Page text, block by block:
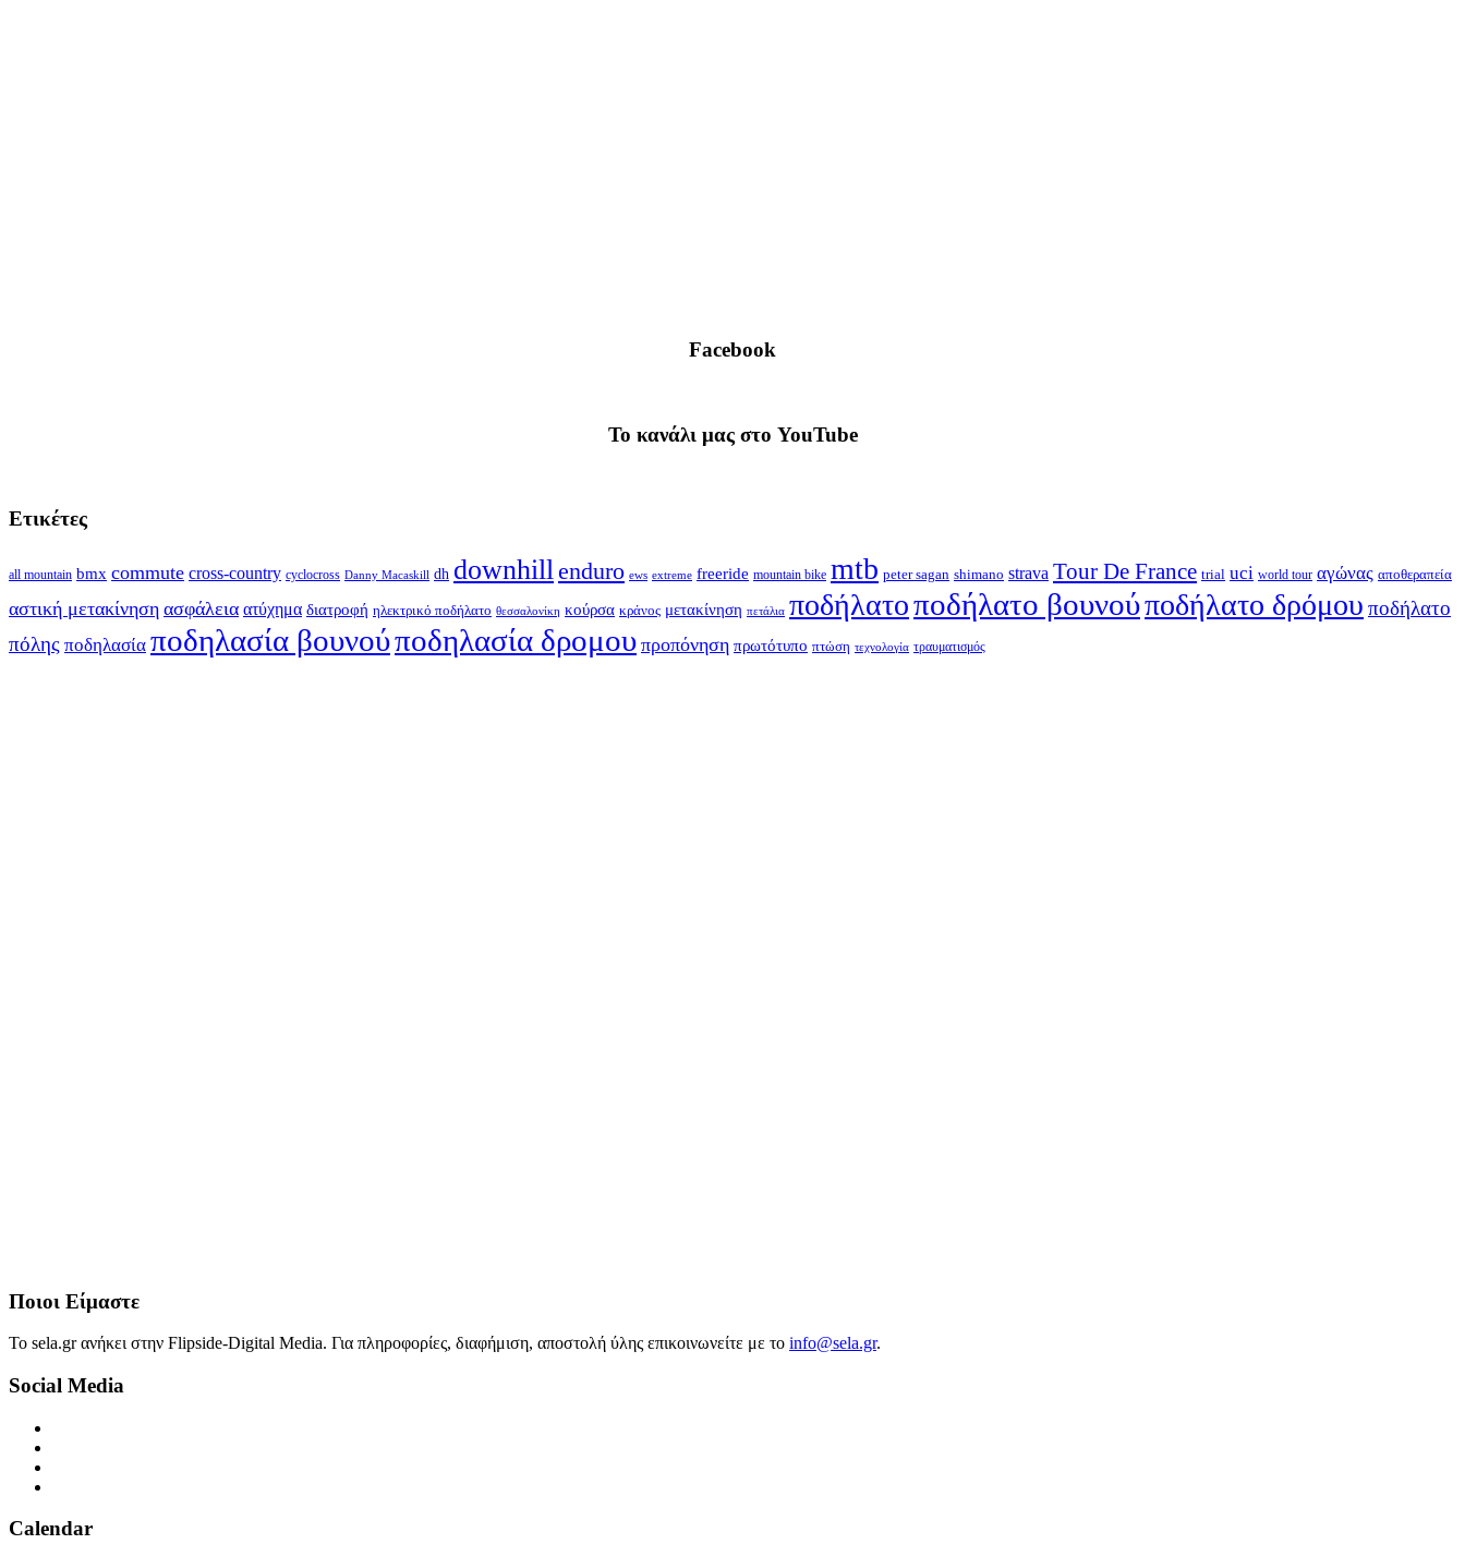
Facebook
To κανάλι μας στο YouTube
Ετικέτες
all mountain bmx commute cross-country cyclocross Danny Macaskill dh downhillenduro ews extreme freeride mountain bike mtb peter sagan shimano strava Tour De France trial uci world tour αγώνας αποθεραπεία
αστική μετακίνηση ασφάλεια ατύχημα διατροφή ηλεκτρικό ποδήλατο θεσσαλονίκη κούρσα κράνος μετακίνηση πετάλια ποδήλατοποδήλατο βουνούποδήλατο δρόμου ποδήλατο
πόλης ποδηλασία ποδηλασία βουνούποδηλασία δρομου προπόνηση πρωτότυπο πτώση τεχνολογία τραυματισμός
Ποιοι Είμαστε
Το sela.gr ανήκει στην Flipside-Digital Media. Για πληροφορίες, διαφήμιση, αποστολή ύλης επικοινωνείτε με το info@sela.gr.
Social Media
Calendar